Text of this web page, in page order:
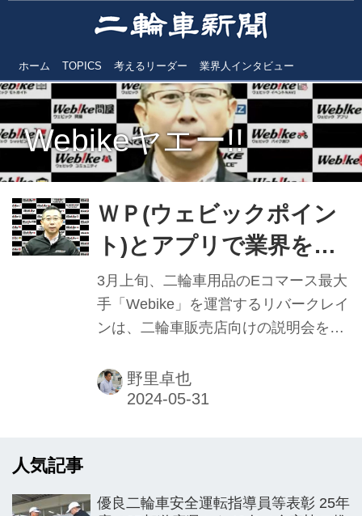
ホーム TOPICS 考えるリーダー 業界人インタビュー
Webikeヤエー!!
ＷＰ(ウェビックポイン
ト)とアプリで業界を活
性化 Webike ㊤
3月上旬、二輪車用品のEコマース最大
手「Webike」を運営するリバークレイ
ンは、二輪車販売店向けの説明会をオ
あらゆるサービスを提供する”をテーマ
に同社の信濃孝喜社長が出席し、現在
た。説明会の後日、信濃氏にサービス
野里卓也
人気記事
優良二輪車安全運転指導員等表彰 25年